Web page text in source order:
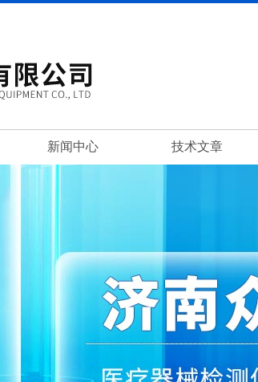
新闻中心 技术文章